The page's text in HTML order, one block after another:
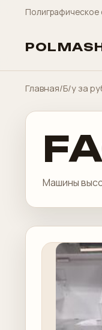
Полиграфическое
Главная/Б/у за
Машины